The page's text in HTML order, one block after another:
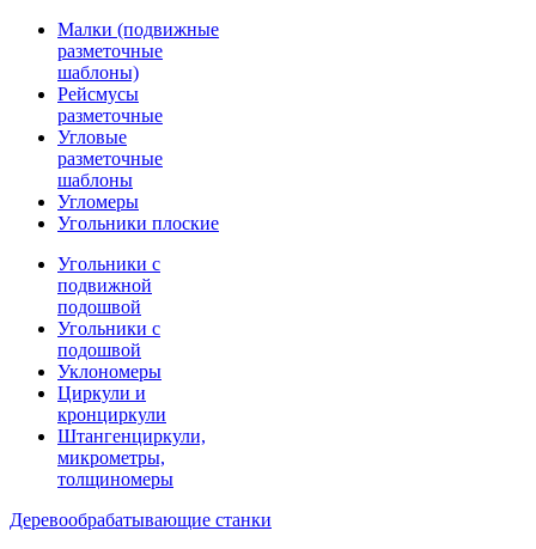
Малки (подвижные
разметочные
шаблоны)
Рейсмусы
разметочные
Угловые
разметочные
шаблоны
Угломеры
Угольники плоские
Угольники с
подвижной
подошвой
Угольники с
подошвой
Уклономеры
Циркули и
кронциркули
Штангенциркули,
микрометры,
толщиномеры
Деревообрабатывающие станки